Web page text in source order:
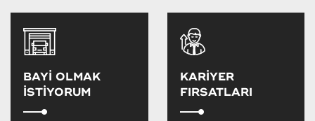
BAYİ OLMAK
İSTİYORUM
KARİYER
FIRSATLARI